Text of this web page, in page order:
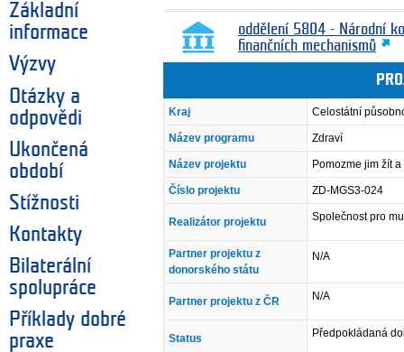
Základní
informace
Výzvy
Otázky a
odpovědi
Ukončená
období
Stížnosti
Kontakty
Bilaterální
spolupráce
Příklady dobré
praxe
oddělení 5804 - Národní
finančních mechanismů
Kraj Celostátní
Název programu Zdraví
Název projektu Pomozme jim žít
Číslo projektu ZD-MGS3-024
Realizátor projektu Společnost pro
Partner projektu z
donorského státu
N/A
Partner projektu z ČR N/A
Status Předpokládaná